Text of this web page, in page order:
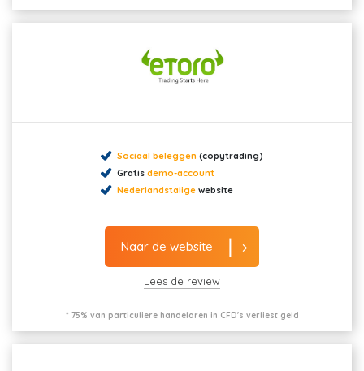
Sociaal beleggen (copytrading)
Gratis demo-account
Nederlandstalige website
Naar de website
Lees de review
* 75% van particuliere handelaren in CFD's verliest geld